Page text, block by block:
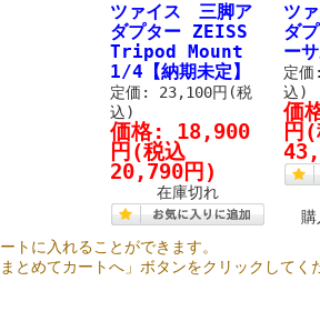
ツァイス 三脚ア
ダプター ZEISS
Tripod Mount
1/4【納期未定】
定価: 23,100円(税
込)
価格: 18,900
円 (税込
20,790円)
在庫切れ
ツ
ダ
ー
定
込)
価
円 (
購
トに入れることができます。
とめてカートへ」ボタンをクリックして